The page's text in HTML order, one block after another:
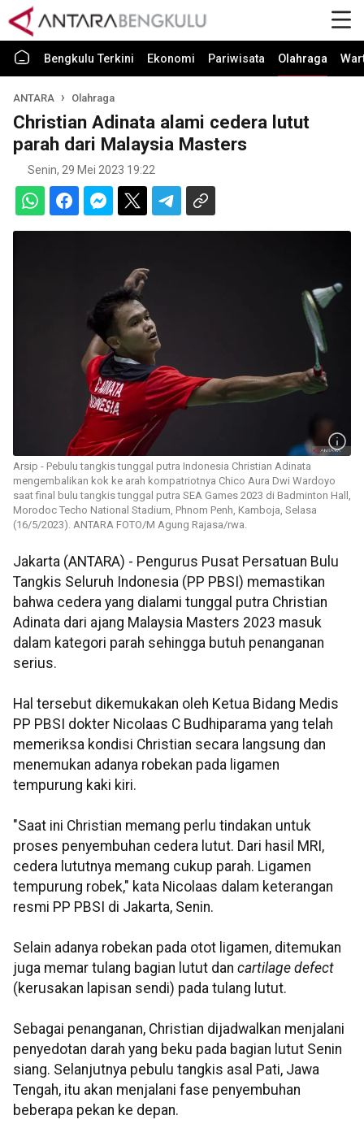
Bengkulu Terkini Ekonomi Pariwisata Olahraga
ANTARA Olahraga
Christian Adinata alami cedera lutut
parah dari Malaysia Masters
Senin, 29 Mei 2023 19:22
Arsip - Pebulu tangkis tunggal putra Indonesia Christian Adinata
mengembalikan kok ke arah kompatriotnya Chico Aura Dwi Wardoyo
saat final bulu tangkis tunggal putra SEA Games 2023 di Badminton Hall,
Morodoc Techo National Stadium, Phnom Penh, Kamboja, Selasa
(16/5/2023). ANTARA FOTO/M Agung Rajasa/rwa.
Jakarta (ANTARA) - Pengurus Pusat Persatuan Bulu
Tangkis Seluruh Indonesia (PP PBSI) memastikan
bahwa cedera yang dialami tunggal putra Christian
Adinata dari ajang Malaysia Masters 2023 masuk
dalam kategori parah sehingga butuh penanganan
serius.
Hal tersebut dikemukakan oleh Ketua Bidang Medis
PP PBSI dokter Nicolaas C Budhiparama yang telah
memeriksa kondisi Christian secara langsung dan
menemukan adanya robekan pada ligamen
tempurung kaki kiri.
"Saat ini Christian memang perlu tindakan untuk
proses penyembuhan cedera lutut. Dari hasil MRI,
cedera lututnya memang cukup parah. Ligamen
tempurung robek," kata Nicolaas dalam keterangan
resmi PP PBSI di Jakarta, Senin.
Selain adanya robekan pada otot ligamen, ditemukan
juga memar tulang bagian lutut dan cartilage defect
(kerusakan lapisan sendi) pada tulang lutut.
Sebagai penanganan, Christian dijadwalkan menjalani
penyedotan darah yang beku pada bagian lutut Senin
siang. Selanjutnya pebulu tangkis asal Pati, Jawa
Tengah, itu akan menjalani fase penyembuhan
beberapa pekan ke depan.